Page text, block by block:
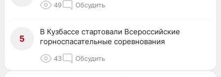
49 Обсудить
5
В Кузбассе стартовали Всероссийские
горноспасательные соревнования
43 Обсудить